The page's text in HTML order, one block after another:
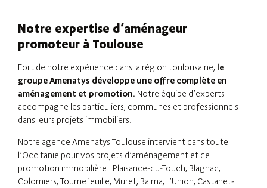
Notre expertise d’aménageur
promoteur à Toulouse
Fort de notre expérience dans la région toulousaine, le
groupe Amenatys développe une offre complète en
aménagement et promotion. Notre équipe d’experts
accompagne les particuliers, communes et professionnels
dans leurs projets immobiliers.
Notre agence Amenatys Toulouse intervient dans toute
l’Occitanie pour vos projets d’aménagement et de
promotion immobilière : Plaisance-du-Touch, Blagnac,
Colomiers, Tournefeuille, Muret, Balma, L’Union, Castanet-